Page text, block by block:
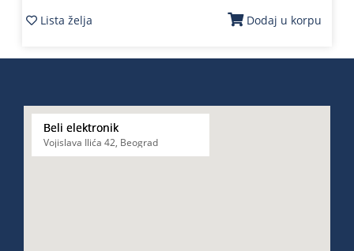
Lista želja Dodaj u korpu
Beli elektronik
Vojislava Ilića 42, Beograd